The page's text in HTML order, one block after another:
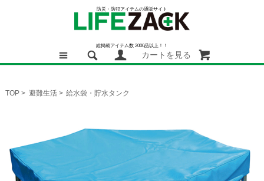
防災・防犯アイテムの通販サイト
総掲載アイテム数 2000品以上！！
カートを見る
TOP > 避難生活 > 給水袋・貯水タンク